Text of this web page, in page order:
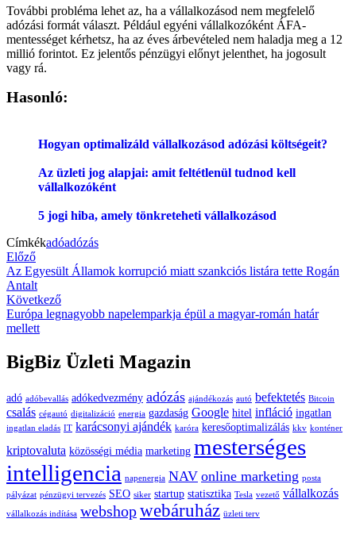
További probléma lehet az, ha a vállalkozásod nem megfelelő
adózási formát választ. Például egyéni vállalkozóként ÁFA-
mentességet kérhetsz, ha az éves árbevételed nem haladja meg a 12
millió forintot. Ez jelentős pénzügyi előnyt jelenthet, ha jogosult
vagy rá.
Hasonló:
Hogyan optimalizáld vállalkozásod adózási költségeit?
Az üzleti jog alapjai: amit feltétlenül tudnod kell
vállalkozóként
5 jogi hiba, amely tönkreteheti vállalkozásod
Címkékadóadózás
Bejegyzés
navigáció
ElőzőPrevious
article:
Az Egyesült Államok korrupció miatt szankciós listára tette Rogán
Antalt
KövetkezőNext
article:
Európa legnagyobb napelemparkja épül a magyar-román határ
mellett
BigBiz Üzleti Magazin
adó adóbevallás adókedvezmény adózás ajándékozás autó befektetés Bitcoin
csalás cégautó digitalizáció energia gazdaság Google hitel infláció ingatlan
ingatlan eladás IT karácsonyi ajándék karóra keresőoptimalizálás kkv konténer
kriptovaluta közösségi média marketing mesterséges
intelligencia napenergia NAV online marketing posta
pályázat pénzügyi tervezés SEO siker startup statisztika Tesla vezető vállalkozás
vállalkozás indítása webshopwebáruház üzleti terv